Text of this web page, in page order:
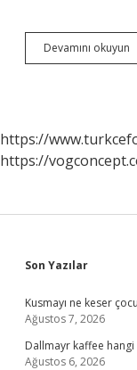
Devamını okuyun
https://
https://
Sidebar
Son Yazılar
Kusmayı ne keser
Ağustos 7, 2026
Dallmayr kaffee hangi
Ağustos 6, 2026